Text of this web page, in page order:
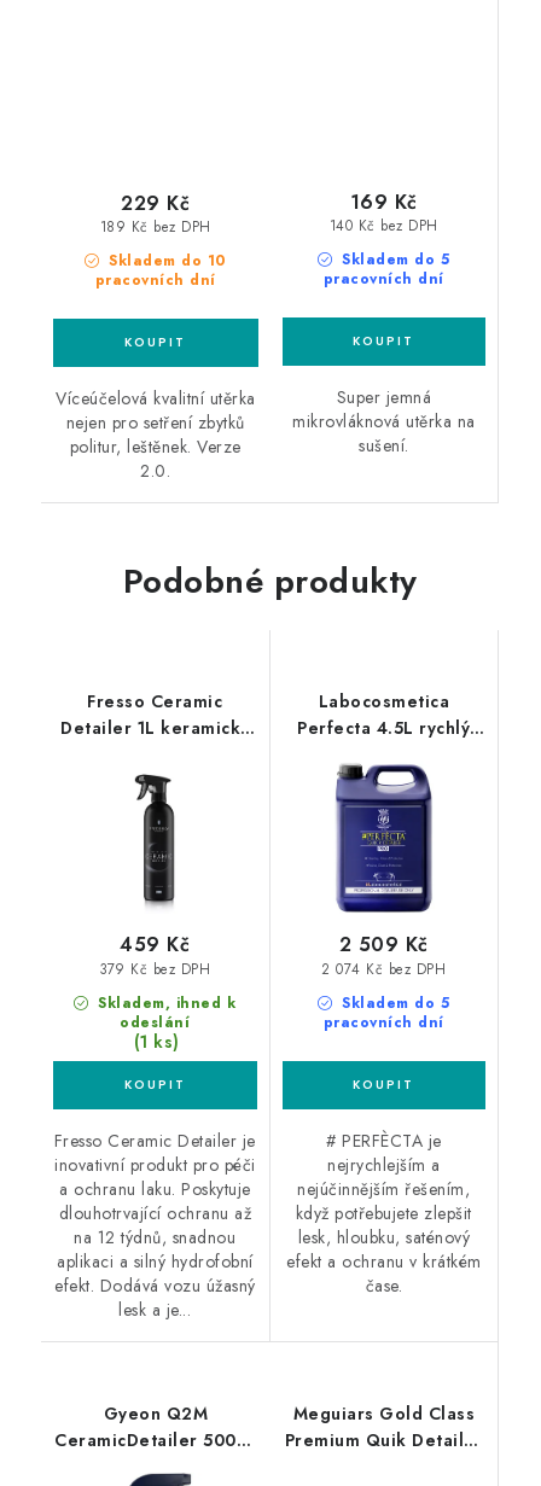
Skladem do 10
pracovních dní
189 Kč bez DPH
229 Kč
Víceúčelová kvalitní utěrka
nejen pro setření zbytků
politur, leštěnek. Verze
2.0.
Skladem do 5
pracovních dní
140 Kč bez DPH
169 Kč
Super jemná
mikrovláknová utěrka na
sušení.
Podobné produkty
Fresso Ceramic
Detailer 1L keramický
Skladem, ihned k
odeslání
(1 ks)
379 Kč bez DPH
459 Kč
Fresso Ceramic Detailer je
inovativní produkt pro péči
a ochranu laku. Poskytuje
dlouhotrvající ochranu až
na 12 týdnů, snadnou
aplikaci a silný hydrofobní
efekt. Dodává vozu úžasný
lesk a je...
Labocosmetica
Perfecta 4.5L rychlý
Skladem do 5
pracovních dní
2 074 Kč bez DPH
2 509 Kč
# PERFÈCTA je
nejrychlejším a
nejúčinnějším řešením,
když potřebujete zlepšit
lesk, hloubku, saténový
efekt a ochranu v krátkém
čase.
Gyeon Q2M
CeramicDetailer 500ml
Meguiars Gold Class
Premium Quik Detailer